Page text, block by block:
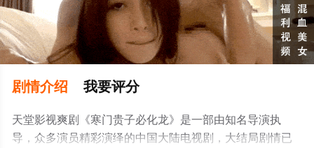
剧情介绍 我要评分
天堂影视爽剧《寒门贵子必化龙》是一部由知名导演执
导，众多演员精彩演绎的中国大陆电视剧，大结局剧情已